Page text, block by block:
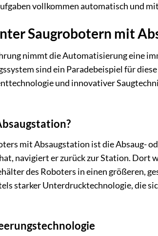
vollkommen automatisch und
Saugrobotern mit
nimmt die Automatisierung eine
sind ein Paradebeispiel für
und innovativer
mit Absaugstation ist die Absaug-
navigiert er zurück zur Station. Dort
des Roboters in einen größeren,
starker Unterdrucktechnologie, die